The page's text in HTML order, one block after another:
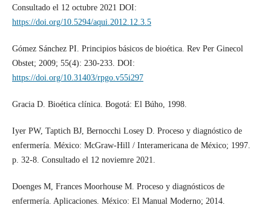
Consultado el 12 octubre 2021 DOI:
https://doi.org/10.5294/aqui.2012.12.3.5
Gómez Sánchez PI. Principios básicos de bioética. Rev Per Ginecol
Obstet; 2009; 55(4): 230-233. DOI:
https://doi.org/10.31403/rpgo.v55i297
Gracia D. Bioética clínica. Bogotá: El Búho, 1998.
Iyer PW, Taptich BJ, Bernocchi Losey D. Proceso y diagnóstico de
enfermería. México: McGraw-Hill / Interamericana de México; 1997.
p. 32-8. Consultado el 12 noviemre 2021.
Doenges M, Frances Moorhouse M. Proceso y diagnósticos de
enfermería. Aplicaciones. México: El Manual Moderno; 2014.